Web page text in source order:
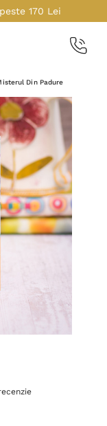
170 Lei
Din Padure